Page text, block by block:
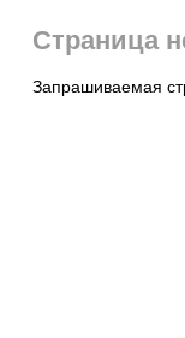
Страница
Запрашиваемая